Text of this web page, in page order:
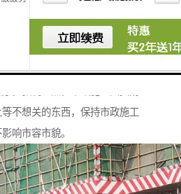
工围挡安装完毕后需要将施工
至于不被不相干人等进入施工
发生危险。安装好施工围挡后
挡的外部进行巡逻维持因安装
不想关的东西，保持市政施工
响市容市貌。